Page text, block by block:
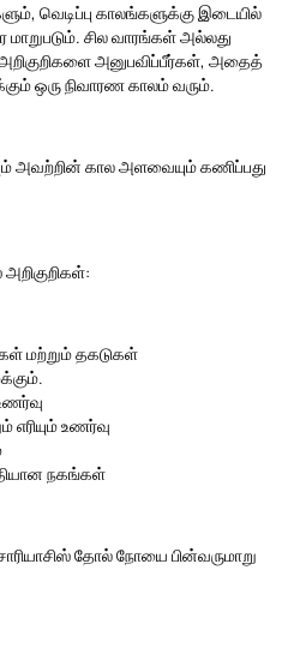
வெடிப்பு காலங்களுக்கு இடையில்
சில வாரங்கள் அல்லது
அனுபவிப்பீர்கள், அதைத்
ஒரு நிவாரண காலம் வரும்.
அவற்றின் கால அளவையும் கணிப்பது
மற்றும் தகடுகள்
எரியும் உணர்வு
நகங்கள்
தோல் நோயை பின்வருமாறு